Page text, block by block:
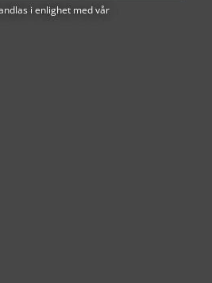
i enlighet med vår